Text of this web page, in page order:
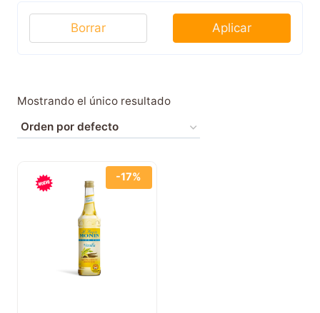
Mostrando el único resultado
-17%
Aplicar
Borrar